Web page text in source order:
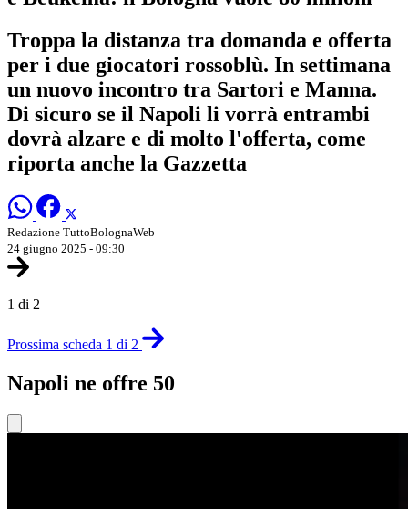
Troppa la distanza tra domanda e offerta
per i due giocatori rossoblù. In settimana
un nuovo incontro tra Sartori e Manna.
Di sicuro se il Napoli li vorrà entrambi
dovrà alzare e di molto l'offerta, come
riporta anche la Gazzetta
Redazione TuttoBolognaWeb
24 giugno 2025 - 09:30
1 di 2
Prossima scheda 1 di 2
Napoli ne offre 50